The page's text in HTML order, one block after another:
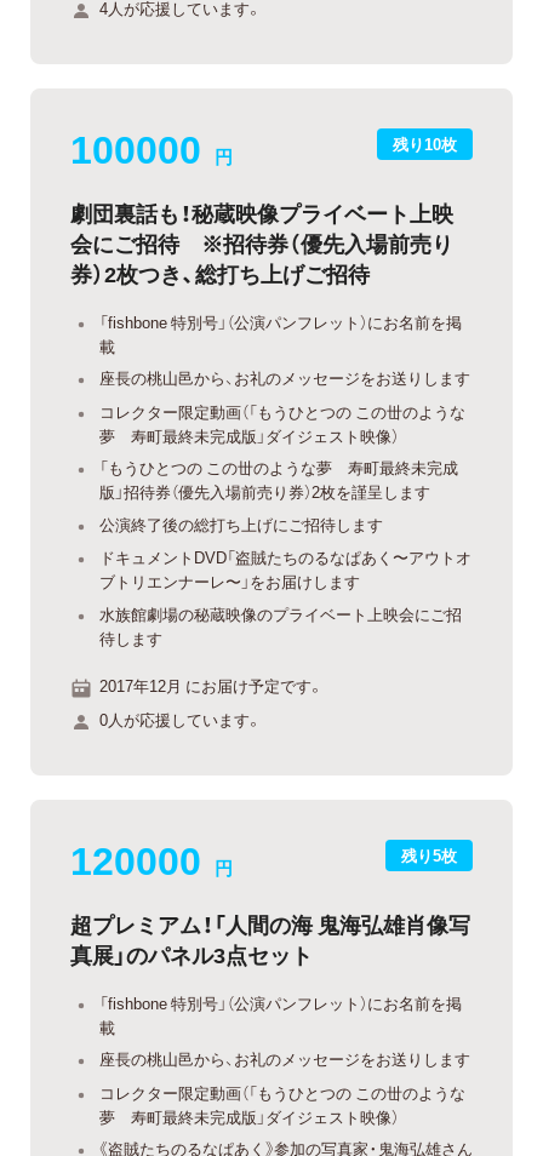
4人が応援しています。
残り10枚
100000 円
劇団裏話も！秘蔵映像プライベート上映
会にご招待 ※招待券（優先入場前売り
券）2枚つき、総打ち上げご招待
「fishbone 特別号」（公演パンフレット）にお名前を掲
載
座長の桃山邑から、お礼のメッセージをお送りします
コレクター限定動画（「もうひとつの この丗のような
夢 寿町最終未完成版」ダイジェスト映像）
「もうひとつの この丗のような夢 寿町最終未完成
版」招待券（優先入場前売り券）2枚を謹呈します
公演終了後の総打ち上げにご招待します
ドキュメントDVD「盗賊たちのるなぱあく〜アウトオ
ブトリエンナーレ〜」をお届けします
水族館劇場の秘蔵映像のプライベート上映会にご招
待します
2017年12月 にお届け予定です。
0人が応援しています。
残り5枚
120000 円
超プレミアム！「人間の海 鬼海弘雄肖像写
真展」のパネル3点セット
「fishbone 特別号」（公演パンフレット）にお名前を掲
載
座長の桃山邑から、お礼のメッセージをお送りします
コレクター限定動画（「もうひとつの この丗のような
夢 寿町最終未完成版」ダイジェスト映像）
《盗賊たちのるなぱあく》参加の写真家・鬼海弘雄さん